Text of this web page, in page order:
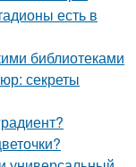
есть в
библиотеками
секреты